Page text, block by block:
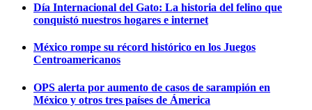
Día Internacional del Gato: La historia del felino que
conquistó nuestros hogares e internet
México rompe su récord histórico en los Juegos
Centroamericanos
OPS alerta por aumento de casos de sarampión en
México y otros tres países de Ámerica